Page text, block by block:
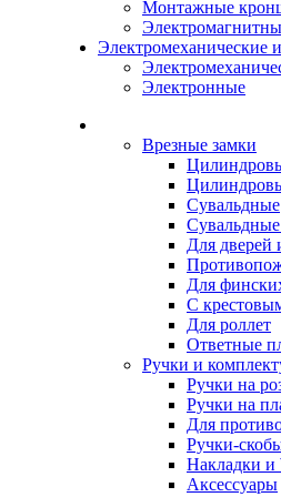
Монтажные
Электромеханические
Электронные
Врезные замки
Сувальдные
Для дверей
Для
С
Для роллет
Ответные
Ручки и
Ручки на
Ручки на
Для
Ручки-
Накладки и
Аксессуары